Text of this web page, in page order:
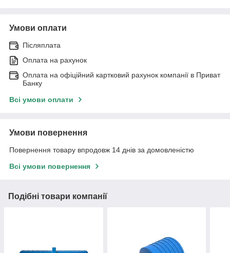
Умови оплати
Післяплата
Оплата на рахунок
Оплата на офіційний картковий рахунок компанії в Приват
Банку
Всі умови оплати
Умови повернення
Повернення товару впродовж 14 днів за домовленістю
Всі умови повернення
Подібні товари компанії